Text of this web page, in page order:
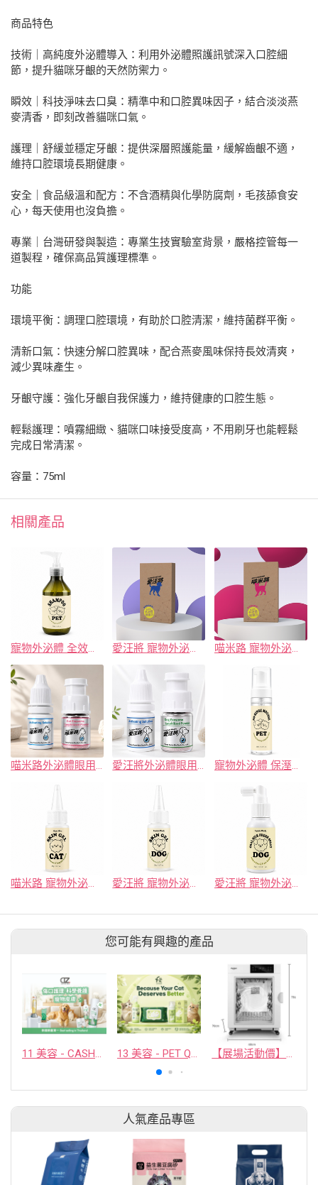
商品特色
技術｜高純度外泌體導入：利用外泌體照護訊號深入口腔細
節，提升貓咪牙齦的天然防禦力。
瞬效｜科技淨味去口臭：精準中和口腔異味因子，結合淡淡燕
麥清香，即刻改善貓咪口氣。
護理｜舒緩並穩定牙齦：提供深層照護能量，緩解齒齦不適，
維持口腔環境長期健康。
安全｜食品級溫和配方：不含酒精與化學防腐劑，毛孩舔食安
心，每天使用也沒負擔。
專業｜台灣研發與製造：專業生技實驗室背景，嚴格控管每一
道製程，確保高品質護理標準。
功能
環境平衡：調理口腔環境，有助於口腔清潔，維持菌群平衡。
清新口氣：快速分解口腔異味，配合燕麥風味保持長效清爽，
減少異味產生。
牙齦守護：強化牙齦自我保護力，維持健康的口腔生態。
輕鬆護理：噴霧細緻、貓咪口味接受度高，不用刷牙也能輕鬆
完成日常清潔。
容量：75ml
相關產品
寵物外泌體 全效舒緩洗毛精 愛汪將 寵物外泌體 凍晶安瓶(犬用) 喵米路 寵物外泌體 凍晶安瓶(貓用)
喵米路外泌體眼用保養液 愛汪將外泌體眼用保養液 寵物外泌體 保溼免洗潔淨慕斯
愛汪將 寵物外泌體 平衡口腔淨味噴霧 (犬用)
您可能有興趣的產品
11 美容 - CASHCOWTECH CO., LTD. 13 美容 - PET QUARTER CO., LTD. 【展場活動價】神寶-營業用單門小型寵物烘乾機
人氣產品專區